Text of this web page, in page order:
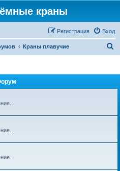
краны
Вход
Регистрация
Краны плавучие